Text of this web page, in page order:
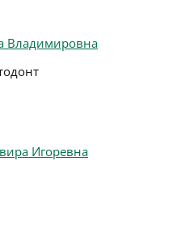
Владимировна
Игоревна